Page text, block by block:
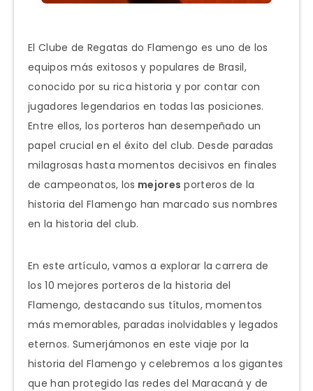
El Clube de Regatas do Flamengo es uno de los
equipos más exitosos y populares de Brasil,
conocido por su rica historia y por contar con
jugadores legendarios en todas las posiciones.
Entre ellos, los porteros han desempeñado un
papel crucial en el éxito del club. Desde paradas
milagrosas hasta momentos decisivos en finales
de campeonatos, los mejores porteros de la
historia del Flamengo han marcado sus nombres
en la historia del club.
En este artículo, vamos a explorar la carrera de
los 10 mejores porteros de la historia del
Flamengo, destacando sus títulos, momentos
más memorables, paradas inolvidables y legados
eternos. Sumerjámonos en este viaje por la
historia del Flamengo y celebremos a los gigantes
que han protegido las redes del Maracaná y de